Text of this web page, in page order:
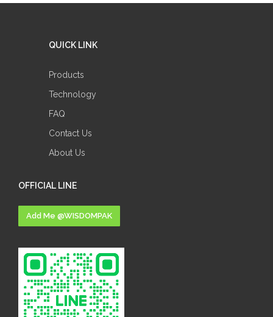
QUICK LINK
Products
Technology
FAQ
Contact Us
About Us
OFFICIAL LINE
Add Me @WISDOMPAK